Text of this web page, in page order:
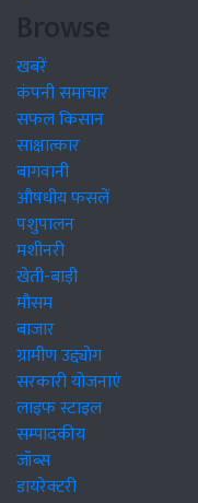
Browse
खबरें
कंपनी समाचार
सफल किसान
साक्षात्कार
बागवानी
औषधीय फसलें
पशुपालन
मशीनरी
खेती-बाड़ी
मौसम
बाजार
ग्रामीण उद्द्योग
सरकारी योजनाएं
लाइफ स्टाइल
सम्पादकीय
जॉब्स
डायरेक्टरी